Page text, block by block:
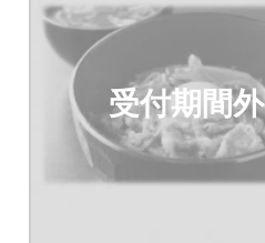
受付期間外